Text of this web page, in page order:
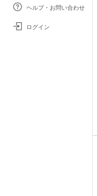
ヘルプ・お問い合わせ
ログイン